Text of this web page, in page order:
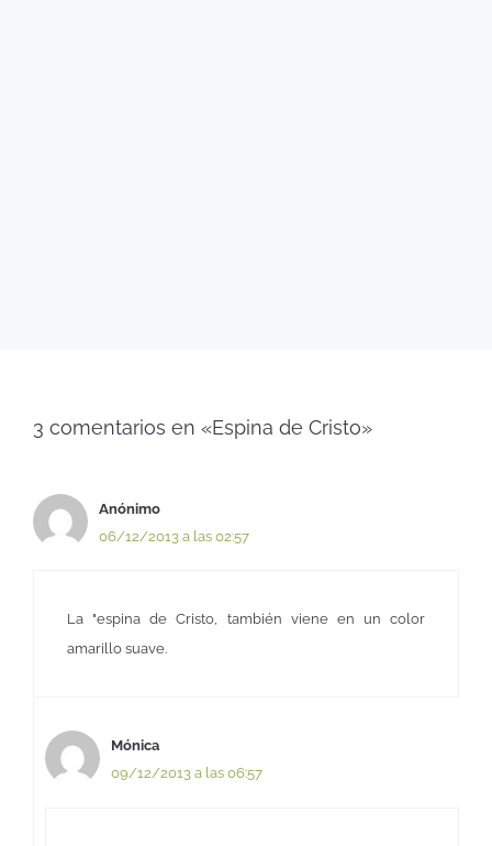
3 comentarios en «Espina de Cristo»
Anónimo
06/12/2013 a las 02:57
La "espina de Cristo, también viene en un color
amarillo suave.
Mónica
09/12/2013 a las 06:57